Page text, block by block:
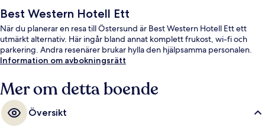
Best Western Hotell Ett
När du planerar en resa till Östersund är Best Western Hotell Ett ett
utmärkt alternativ. Här ingår bland annat komplett frukost, wi-fi och
parkering. Andra resenärer brukar hylla den hjälpsamma personalen.
Information om avbokningsrätt
Mer om detta boende
Översikt